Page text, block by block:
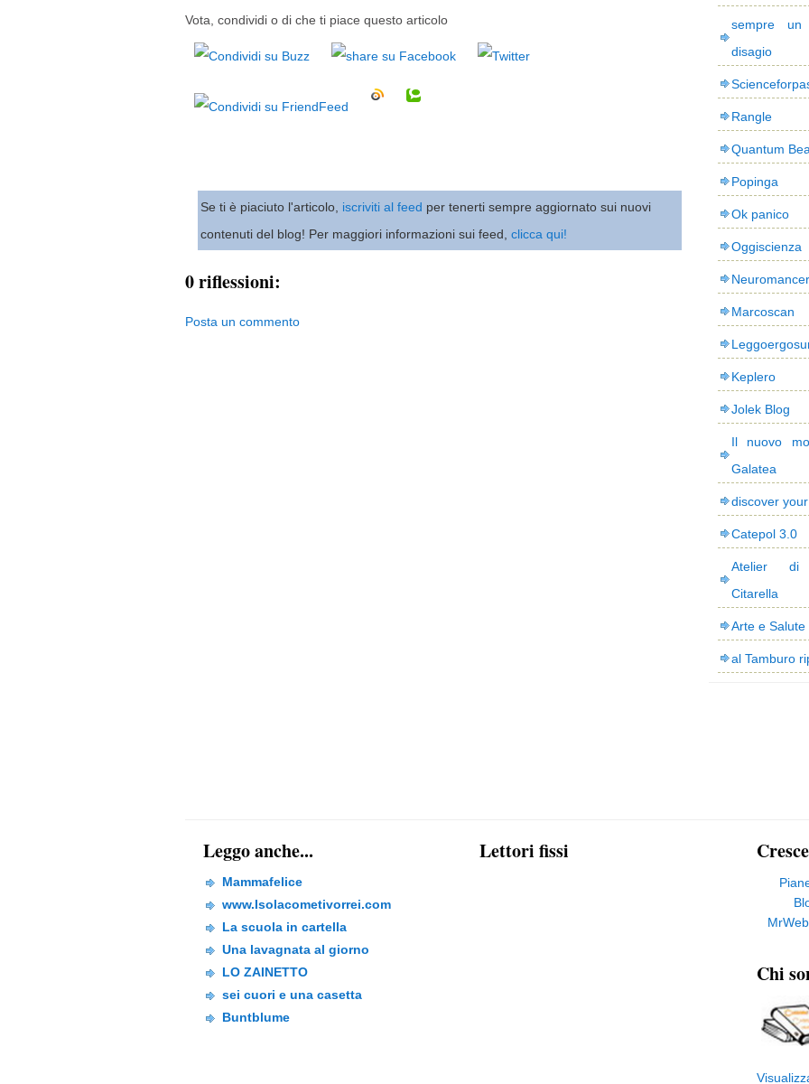
Vota, condividi o di che ti piace questo articolo
Se ti è piaciuto l'articolo, iscriviti al feed per tenerti sempre aggiornato sui nuovi
contenuti del blog! Per maggiori informazioni sui feed, clicca qui!
0 riflessioni:
Posta un commento
sempre
disagio
Rangle
Quantum
Popinga
Ok panico
Oggiscienza
Neuromancer
Marcoscan
Keplero
Jolek Blog
Il nuovo
Galatea
discover
Catepol 3.0
Atelier di
Citarella
Arte e Salute
al Tamburo
Leggo anche...
Mammafelice
www.Isolacometivorrei.com
La scuola in cartella
Una lavagnata al giorno
LO ZAINETTO
sei cuori e una casetta
Buntblume
Lettori fissi
Chi